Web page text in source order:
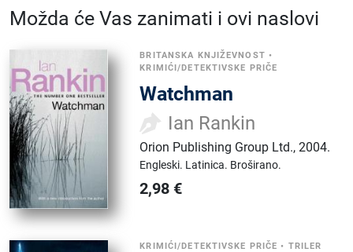
Možda će Vas zanimati i ovi naslovi
BRITANSKA KNJIŽEVNOST •
KRIMIĆI/DETEKTIVSKE PRIČE
Watchman
Ian Rankin
Orion Publishing Group Ltd.,2004.
Engleski. Latinica. Broširano.
2,98 €
KRIMIĆI/DETEKTIVSKE PRIČE • TRILER